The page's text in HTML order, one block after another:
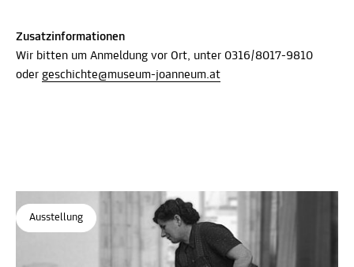
Zusatzinformationen
Wir bitten um Anmeldung vor Ort, unter 0316/8017-9810
oder geschichte@museum-joanneum.at
Ausstellung